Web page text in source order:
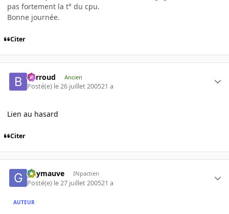
pas fortement la t° du cpu.
Bonne journée.
Citer
Barroud Ancien
Posté(e) le 26 juillet 200521 a
Lien au hasard
Citer
guymauve INpactien
Posté(e) le 27 juillet 200521 a
AUTEUR